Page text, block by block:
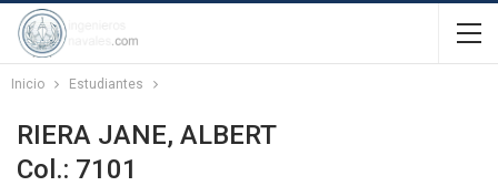
Inicio Estudiantes
RIERA JANE, ALBERT
Col.: 7101